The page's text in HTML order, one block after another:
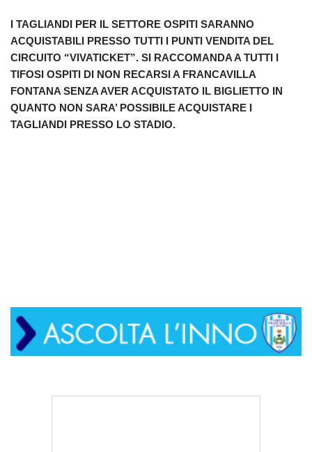
I TAGLIANDI PER IL SETTORE OSPITI SARANNO
ACQUISTABILI PRESSO TUTTI I PUNTI VENDITA DEL
CIRCUITO “VIVATICKET”. SI RACCOMANDA A TUTTI I
TIFOSI OSPITI DI NON RECARSI A FRANCAVILLA
FONTANA SENZA AVER ACQUISTATO IL BIGLIETTO IN
QUANTO NON SARA’ POSSIBILE ACQUISTARE I
TAGLIANDI PRESSO LO STADIO.